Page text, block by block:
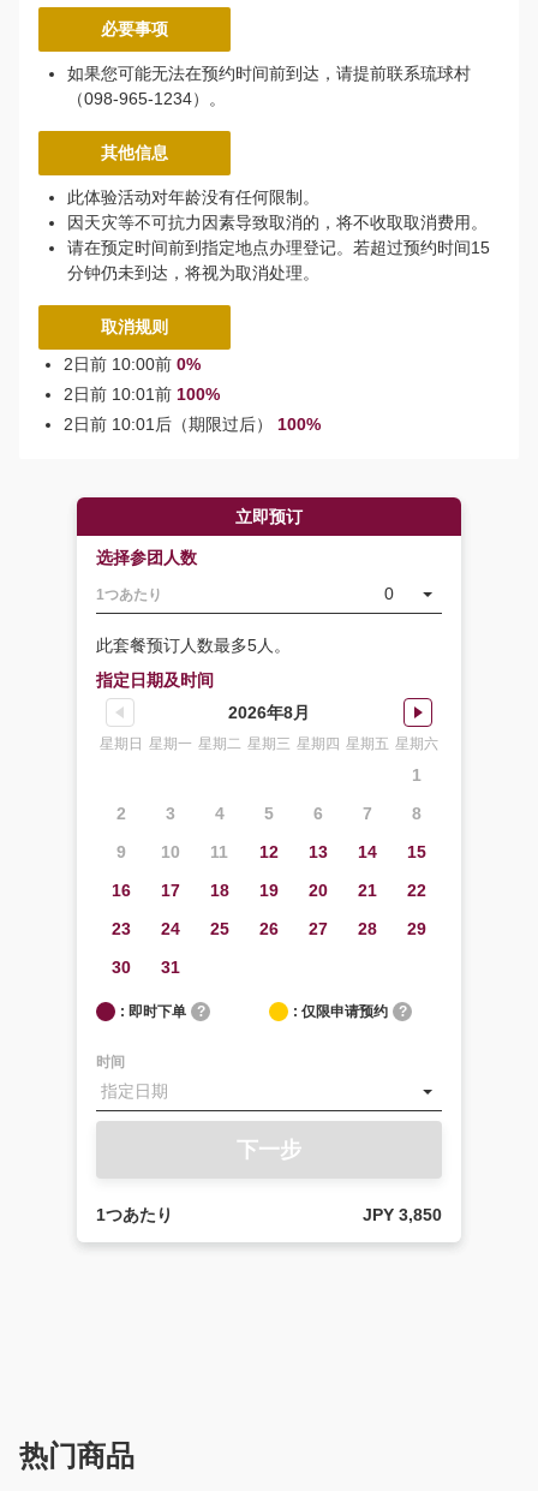
必要事项
如果您可能无法在预约时间前到达，请提前联系琉球村
（098-965-1234）。
其他信息
此体验活动对年龄没有任何限制。
因天灾等不可抗力因素导致取消的，将不收取取消费用。
请在预定时间前到指定地点办理登记。若超过预约时间15
分钟仍未到达，将视为取消处理。
取消规则
2日前 10:00前 0%
2日前 10:01前 100%
2日前 10:01后（期限过后）
100%
立即预订
选择参团人数
1つあたり 0
此套餐预订人数最多5人。
指定日期及时间
2026年8月
星期日 星期一 星期二 星期三 星期四 星期五 星期六
1
2
3 4 5 6 7
8
9
10 11 12 13 14
15
16
17 18 19 20 21
22
23
24 25 26 27 28
29
30
31
: 即时下单 ? : 仅限申请预约 ?
时间
下一步
1つあたり JPY 3,850
热门商品